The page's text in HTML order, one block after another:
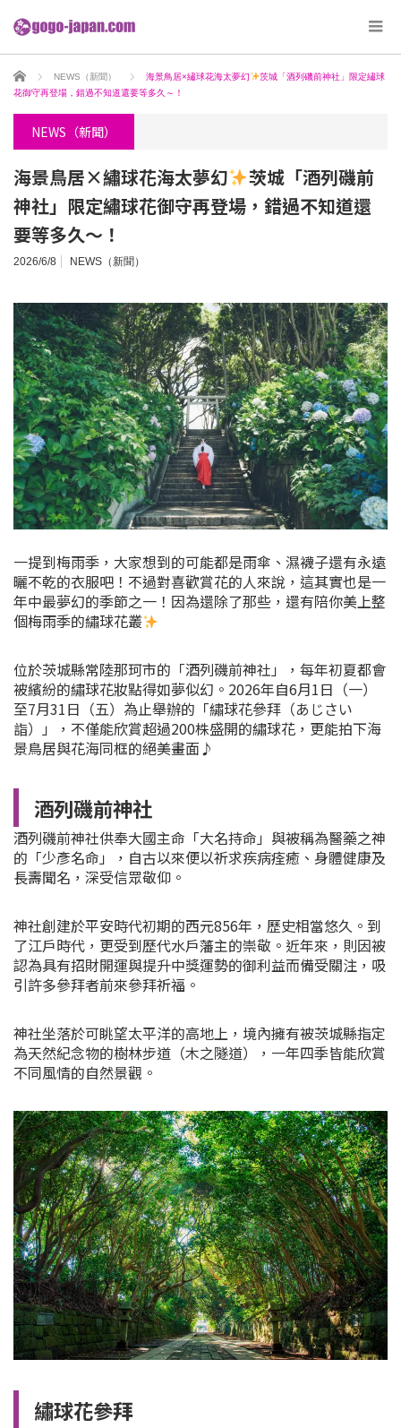
ホーム NEWS（新聞） 海景鳥居×繡球花海太夢幻
茨城「酒列磯前神社」限定繡球
花御守再登場，錯過不知道還要等多久～！
NEWS（新聞）
海景鳥居×繡球花海太夢幻
茨城「酒列磯前
神社」限定繡球花御守再登場，錯過不知道還
要等多久～！
2026/6/8 NEWS（新聞）
一提到梅雨季，大家想到的可能都是雨傘、濕襪子還有永遠
曬不乾的衣服吧！不過對喜歡賞花的人來說，這其實也是一
年中最夢幻的季節之一！因為還除了那些，還有陪你美上整
個梅雨季的繡球花叢
位於茨城縣常陸那珂市的「酒列磯前神社」，每年初夏都會
被繽紛的繡球花妝點得如夢似幻。2026年自6月1日（一）
至7月31日（五）為止舉辦的「繡球花參拜（あじさい
詣）」，不僅能欣賞超過200株盛開的繡球花，更能拍下海
景鳥居與花海同框的絕美畫面♪
酒列磯前神社
酒列磯前神社供奉大國主命「大名持命」與被稱為醫藥之神
的「少彥名命」，自古以來便以祈求疾病痊癒、身體健康及
長壽聞名，深受信眾敬仰。
神社創建於平安時代初期的西元856年，歷史相當悠久。到
了江戶時代，更受到歷代水戶藩主的崇敬。近年來，則因被
認為具有招財開運與提升中獎運勢的御利益而備受關注，吸
引許多參拜者前來參拜祈福。
神社坐落於可眺望太平洋的高地上，境內擁有被茨城縣指定
為天然紀念物的樹林步道（木之隧道），一年四季皆能欣賞
不同風情的自然景觀。
繡球花參拜